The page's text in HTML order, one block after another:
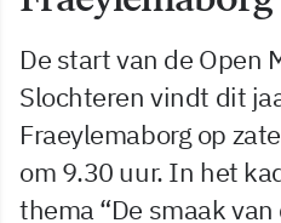
De start van de Open
Slochteren vindt dit
Fraeylemaborg op
om 9.30 uur. In het
thema “De smaak